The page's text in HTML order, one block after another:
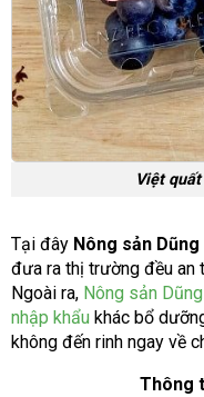
Việt
Tại đây Nông sản Dũng
đưa ra thị trường đều an
Ngoài ra, Nông sản
nhập khẩu khác bổ
không đến rinh ngay về
Thông